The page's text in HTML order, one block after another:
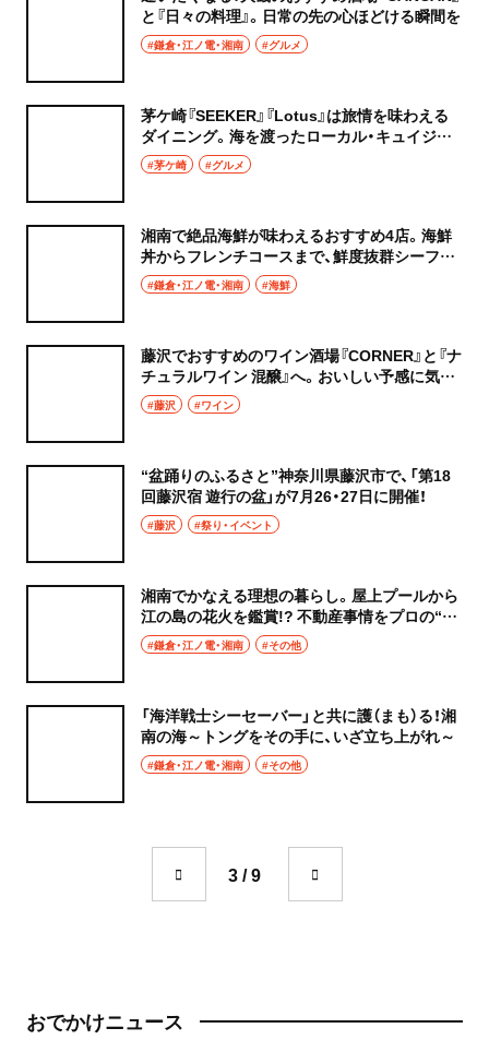
と『日々の料理』。日常の先の心ほどける瞬間を
#鎌倉・江ノ電・湘南 #グルメ
茅ケ崎『SEEKER』『Lotus』は旅情を味わえる
ダイニング。海を渡ったローカル・キュイジー
ヌに舌鼓！
#茅ケ崎 #グルメ
湘南で絶品海鮮が味わえるおすすめ4店。海鮮
丼からフレンチコースまで、鮮度抜群シーフー
ドオールスターズを！
#鎌倉・江ノ電・湘南 #海鮮
藤沢でおすすめのワイン酒場『CORNER』と『ナ
チュラルワイン 混醸』へ。おいしい予感に気持
ち華やぐ！
#藤沢 #ワイン
“盆踊りのふるさと”神奈川県藤沢市で、「第18
回藤沢宿 遊行の盆」が7月26・27日に開催！
#藤沢 #祭り・イベント
湘南でかなえる理想の暮らし。屋上プールから
江の島の花火を鑑賞!? 不動産事情をプロの“湘
南人”に聞いてみた
#鎌倉・江ノ電・湘南 #その他
「海洋戦士シーセーバー」と共に護（まも）る！湘
南の海～トングをその手に、いざ立ち上がれ～
#鎌倉・江ノ電・湘南 #その他
3 / 9
おでかけニュース